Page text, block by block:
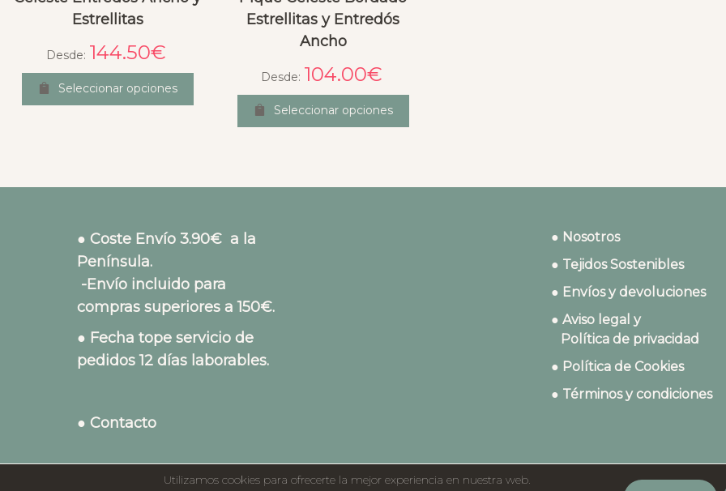
Estrellitas
Desde: 144.50€
Seleccionar opciones
Estrellitas y Entredós
Ancho
Desde: 104.00€
Seleccionar opciones
● Coste Envío 3.90€ a la
Península.
-Envío incluido para
compras superiores a 150€.
● Fecha tope servicio de
pedidos 12 días laborables.
● Contacto
● Nosotros
● Tejidos Sostenibles
● Envíos y devoluciones
● Aviso legal y
Política de privacidad
● Política de Cookies
● Términos y condiciones
Utilizamos cookies para ofrecerte la mejor experiencia en nuestra web.